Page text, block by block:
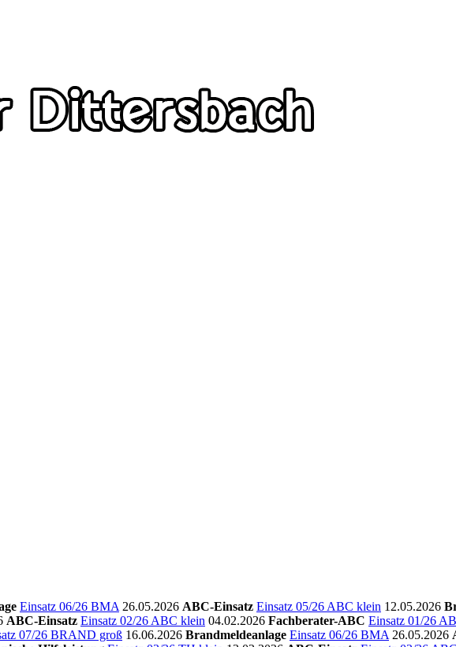
Einsatz 06/26 BMA 26.05.2026 ABC-Einsatz Einsatz 05/26 ABC klein 12.05.2026
ABC-Einsatz Einsatz 02/26 ABC klein 04.02.2026 Fachberater-ABC Einsatz 01/26
07/26 BRAND groß 16.06.2026 Brandmeldeanlage Einsatz 06/26 BMA 26.05.2026